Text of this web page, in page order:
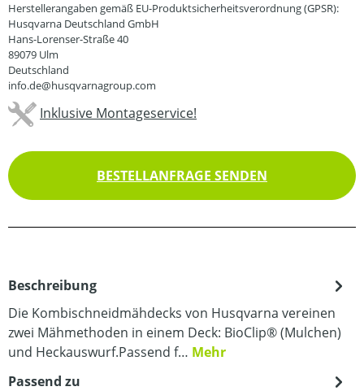
Herstellerangaben gemäß EU-Produktsicherheitsverordnung (GPSR):
Husqvarna Deutschland GmbH
Hans-Lorenser-Straße 40
89079 Ulm
Deutschland
info.de@husqvarnagroup.com
Inklusive Montageservice!
BESTELLANFRAGE SENDEN
Beschreibung
Die Kombischneidmähdecks von Husqvarna vereinen
zwei Mähmethoden in einem Deck: BioClip® (Mulchen)
und Heckauswurf.Passend f… Mehr
Passend zu